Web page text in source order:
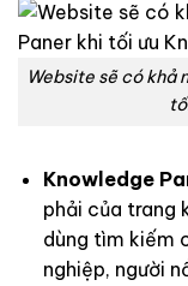
Website sẽ có khả
Knowledge
phải của trang
dùng tìm kiếm
nghiệp, người